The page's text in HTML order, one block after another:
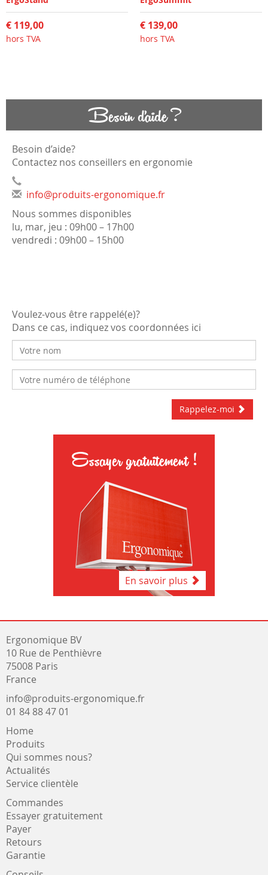
€ 119,00
hors TVA
€ 139,00
hors TVA
Besoin d'aide ?
Besoin d’aide?
Contactez nos conseillers en ergonomie
info@produits-ergonomique.fr
Nous sommes disponibles
lu, mar, jeu : 09h00 – 17h00
vendredi : 09h00 – 15h00
Voulez-vous être rappelé(e)?
Dans ce cas, indiquez vos coordonnées ici
Rappelez-moi
Essayer gratuitement !
En savoir plus
Ergonomique BV
10 Rue de Penthièvre
75008 Paris
France
info@produits-ergonomique.fr
01 84 88 47 01
Home
Produits
Qui sommes nous?
Actualités
Service clientèle
Commandes
Essayer gratuitement
Payer
Retours
Garantie